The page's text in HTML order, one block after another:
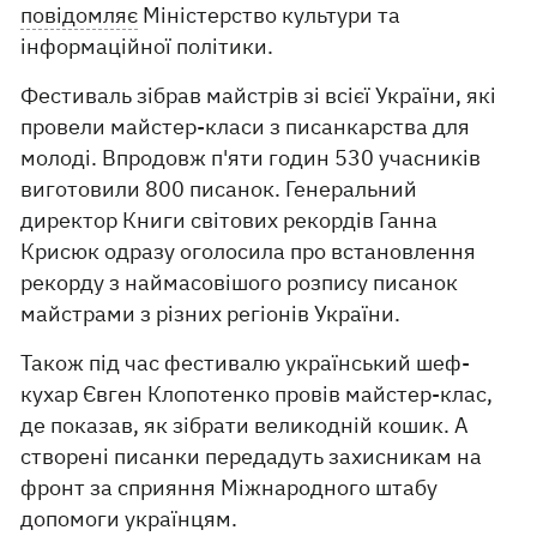
повідомляє Міністерство культури та
інформаційної політики.
Фестиваль зібрав майстрів зі всієї України, які
провели майстер-класи з писанкарства для
молоді. Впродовж п'яти годин 530 учасників
виготовили 800 писанок. Генеральний
директор Книги світових рекордів Ганна
Крисюк одразу оголосила про встановлення
рекорду з наймасовішого розпису писанок
майстрами з різних регіонів України.
Також під час фестивалю український шеф-
кухар Євген Клопотенко провів майстер-клас,
де показав, як зібрати великодній кошик. А
створені писанки передадуть захисникам на
фронт за сприяння Міжнародного штабу
допомоги українцям.